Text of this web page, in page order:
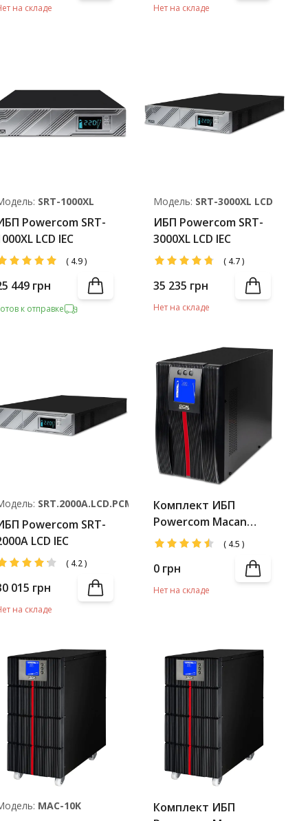
на складе Нет на складе
SRT-1000XL
Powercom SRT-
LCD IEC
( 4.9)
449 грн
к отправке
Модель: SRТ-3000XL LCD
ИБП Powercom SRT-
3000XL LCD IEC
( 4.7)
35 235 грн
Нет на складе
SRT.2000A.LCD.PCM
Powercom SRT-
LCD IEC
( 4.2)
015 грн
на складе
Комплект ИБП
Powercom Macan
MAC-3000 LCD +
( 4.5 )
0 грн
Нет на складе
MAC-10K
Комплект ИБП